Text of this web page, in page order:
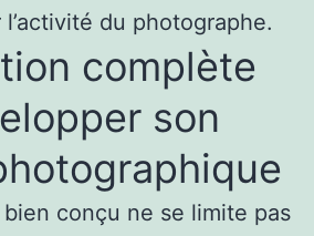
du photographe.
complète
son
conçu ne se limite pas